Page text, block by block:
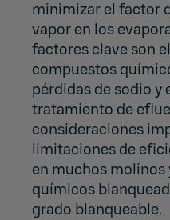
minimizar el factor
vapor en los
factores clave son
compuestos
pérdidas de sodio y
tratamiento de
consideraciones
limitaciones de
en muchos molinos
químicos
grado blanqueable.